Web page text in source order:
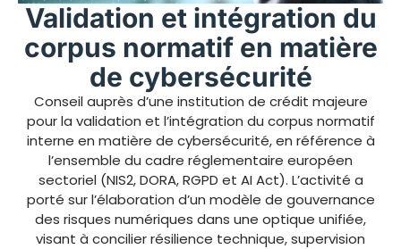
Validation et intégration du
corpus normatif en matière
de cybersécurité
Conseil auprès d’une institution de crédit majeure
pour la validation et l’intégration du corpus normatif
interne en matière de cybersécurité, en référence à
l’ensemble du cadre réglementaire européen
sectoriel (NIS2, DORA, RGPD et AI Act). L’activité a
porté sur l’élaboration d’un modèle de gouvernance
des risques numériques dans une optique unifiée,
visant à concilier résilience technique, supervision